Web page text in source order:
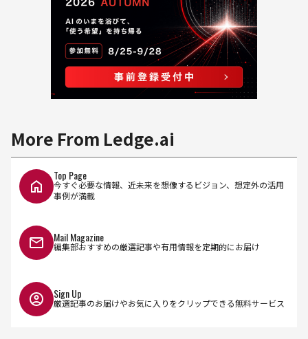
More From Ledge.ai
Top Page
今すぐ必要な情報、近未来を想像するビジョン、想定外の活用
事例が満載
Mail Magazine
編集部おすすめの厳選記事や有用情報を定期的にお届け
Sign Up
厳選記事のお届けやお気に入りをクリップできる無料サービス